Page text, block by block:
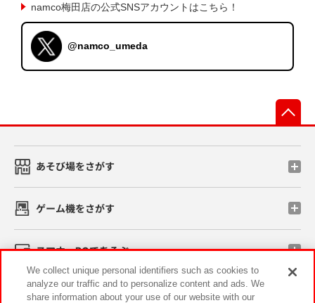
namco梅田店の公式SNSアカウントはこちら！
@namco_umeda
あそび場をさがす
ゲーム機をさがす
スマホ・PCであそぶ
イベント・キャンペーン
We collect unique personal identifiers such as cookies to
analyze our traffic and to personalize content and ads. We
share information about your use of our website with our